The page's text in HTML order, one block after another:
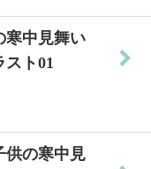
寒中見舞い
ト01
供の寒中見